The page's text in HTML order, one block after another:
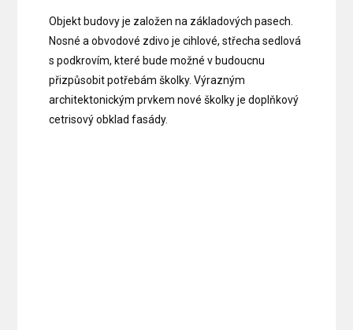
Objekt budovy je založen na základových pasech.
Nosné a obvodové zdivo je cihlové, střecha sedlová
s podkrovím, které bude možné v budoucnu
přizpůsobit potřebám školky. Výrazným
architektonickým prvkem nové školky je doplňkový
cetrisový obklad fasády.